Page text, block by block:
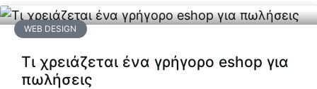
WEB DESIGN
Τι χρειάζεται ένα γρήγορο eshop για
πωλήσεις